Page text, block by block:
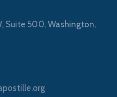
Suite 500,Washington,